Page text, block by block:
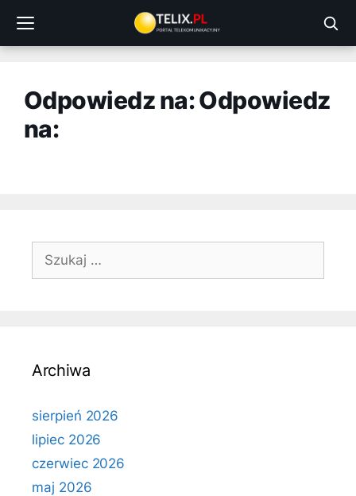
treści
Odpowiedz na: Odpowiedz
na:
Szukaj:
Archiwa
sierpień 2026
lipiec 2026
czerwiec 2026
maj 2026